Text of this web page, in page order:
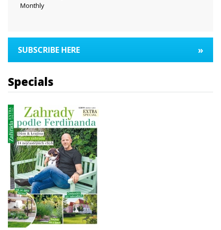
Monthly
SUBSCRIBE HERE »
Specials